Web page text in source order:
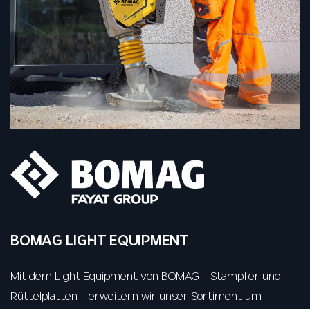
BOMAG LIGHT EQUIPMENT
Mit dem Light Equipment von BOMAG - Stampfer und
Rüttelplatten - erweitern wir unser Sortiment um